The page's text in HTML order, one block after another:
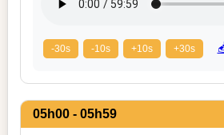
-30s -10s +10s +30s
05h00 - 05h59